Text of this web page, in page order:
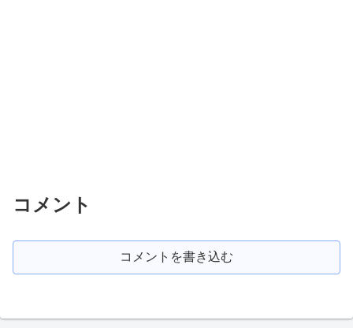
コメント
コメントを書き込む